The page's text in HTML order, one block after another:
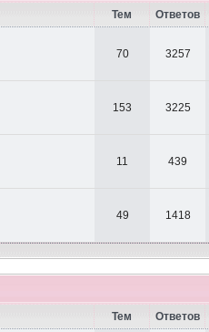
Тем Ответов
70 3257
153 3225
11 439
49 1418
Тем Ответов